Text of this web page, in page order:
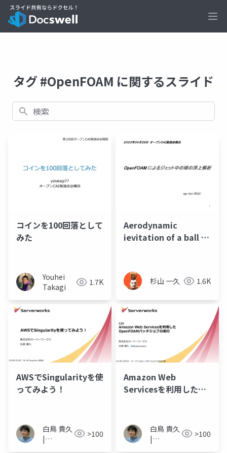
タグ #OpenFOAM に関するスライド
検索
コインを100回落として
みた
Youhei
Takagi
1.7K
Aerodynamic
ievitation of a ball in
－
Yokohama_20230507S
杉山 一久 1.6K
AWSでSingularityを使
ってみよう！
白鳥 貴久
|
>100
Amazon Web
Servicesを利用した
白鳥 貴久
|
>100